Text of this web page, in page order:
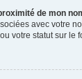
de mon
avec votre
votre statut sur